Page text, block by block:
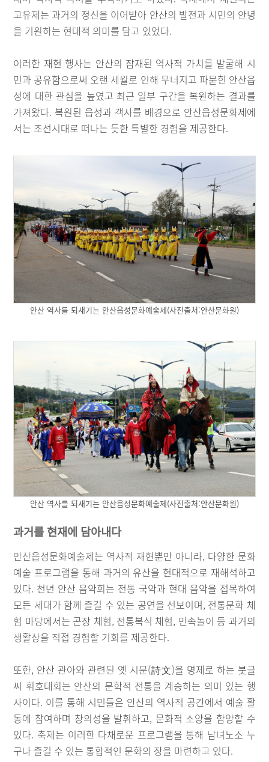
고유제는 과거의 정신을 이어받아 안산의 발전과 시민의 안녕
을 기원하는 현대적 의미를 담고 있었다.
이러한 재현 행사는 안산의 잠재된 역사적 가치를 발굴해 시
민과 공유함으로써 오랜 세월로 인해 무너지고 파묻힌 안산읍
성에 대한 관심을 높였고 최근 일부 구간을 복원하는 결과를
가져왔다. 복원된 읍성과 객사를 배경으로 안산읍성문화제에
서는 조선시대로 떠나는 듯한 특별한 경험을 제공한다.
안산 역사를 되새기는 안산읍성문화예술제(사진출처:안산문화원)
안산 역사를 되새기는 안산읍성문화예술제(사진출처:안산문화원)
과거를 현재에 담아내다
안산읍성문화예술제는 역사적 재현뿐만 아니라, 다양한 문화
예술 프로그램을 통해 과거의 유산을 현대적으로 재해석하고
있다. 천년 안산 음악회는 전통 국악과 현대 음악을 접목하여
모든 세대가 함께 즐길 수 있는 공연을 선보이며, 전통문화 체
험 마당에서는 곤장 체험, 전통복식 체험, 민속놀이 등 과거의
생활상을 직접 경험할 기회를 제공한다.
또한, 안산 관아와 관련된 옛 시문(詩文)을 명제로 하는 붓글
씨 휘호대회는 안산의 문학적 전통을 계승하는 의미 있는 행
사이다. 이를 통해 시민들은 안산의 역사적 공간에서 예술 활
동에 참여하며 창의성을 발휘하고, 문화적 소양을 함양할 수
있다. 축제는 이러한 다채로운 프로그램을 통해 남녀노소 누
구나 즐길 수 있는 통합적인 문화의 장을 마련하고 있다.